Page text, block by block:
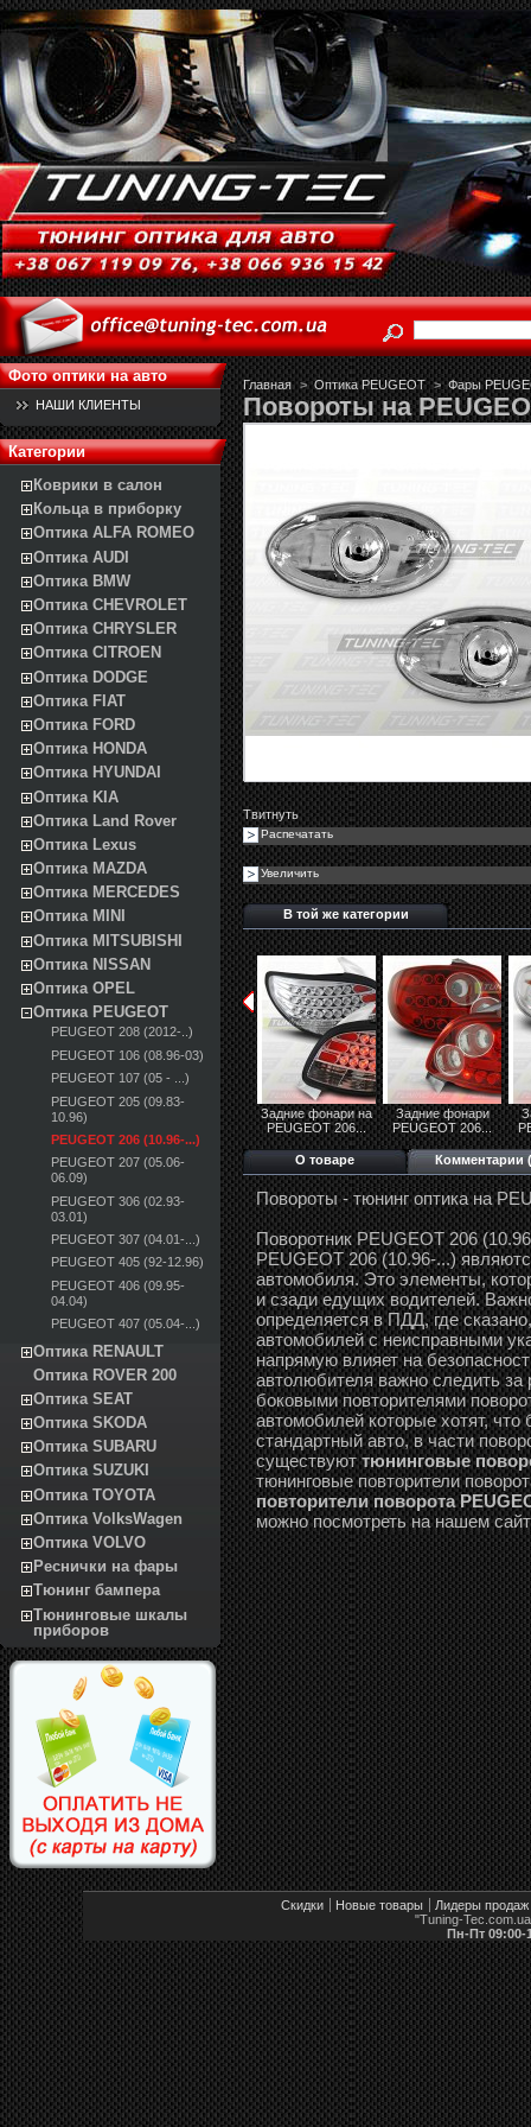
Фото оптики на авто
НАШИ КЛИЕНТЫ
Категории
Коврики в салон
Кольца в приборку
Оптика ALFA ROMEO
Оптика AUDI
Оптика BMW
Оптика CHEVROLET
Оптика CHRYSLER
Оптика CITROEN
Оптика DODGE
Оптика FIAT
Оптика FORD
Оптика HONDA
Оптика HYUNDAI
Оптика KIA
Оптика Land Rover
Оптика Lexus
Оптика MAZDA
Оптика MERCEDES
Оптика MINI
Оптика MITSUBISHI
Оптика NISSAN
Оптика OPEL
Оптика PEUGEOT
PEUGEOT 208 (2012-..)
PEUGEOT 106 (08.96-03)
PEUGEOT 107 (05 - ...)
PEUGEOT 205 (09.83-
10.96)
PEUGEOT 206 (10.96-...)
PEUGEOT 207 (05.06-
06.09)
PEUGEOT 306 (02.93-
03.01)
PEUGEOT 307 (04.01-...)
PEUGEOT 405 (92-12.96)
PEUGEOT 406 (09.95-
04.04)
PEUGEOT 407 (05.04-...)
Оптика RENAULT
Оптика ROVER 200
Оптика SEAT
Оптика SKODA
Оптика SUBARU
Оптика SUZUKI
Оптика TOYOTA
Оптика VolksWagen
Оптика VOLVO
Реснички на фары
Тюнинг бампера
Тюнинговые шкалы
приборов
Главная > Оптика PEUGEOT > Фары
Повороты на
Твитнуть
Распечатать
Увеличить
В той же категории
Задние фонари на
PEUGEOT 206...
Задние фонари
PEUGEOT 206...
О товаре Комментарии
Повороты - тюнинг оптика на
Поворотник PEUGEOT 206
PEUGEOT 206 (10.96-...)
автомобиля. Это элементы,
и сзади едущих водителей.
определяется в ПДД, где
автомобилей с неисправными
напрямую влияет на
автолюбителя важно следить за
боковыми повторителями
автомобилей которые хотят,
стандартный авто, в части
существуюттюнинговые
тюнинговые повторители
повторители поворота
можно посмотреть на нашем
Скидки Новые товары
Лидеры продаж
"Tuning-
Пн-Пт 09:00-